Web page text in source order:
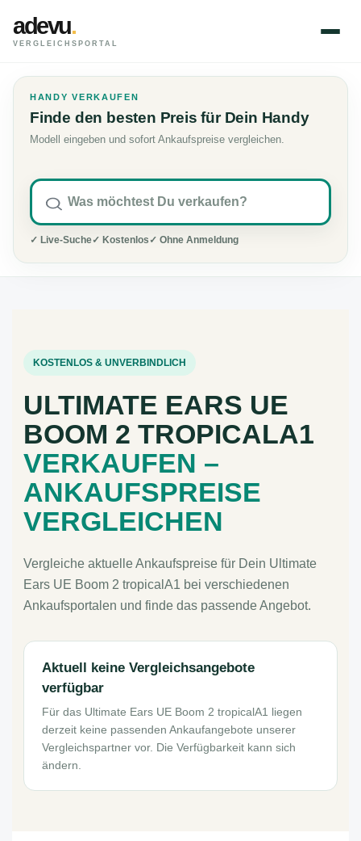
adevu.
VERGLEICHSPORTAL
HANDY VERKAUFEN
Finde den besten Preis für Dein Handy
Modell eingeben und sofort Ankaufspreise vergleichen.
✓ Live-Suche✓ Kostenlos ✓ Ohne Anmeldung
KOSTENLOS & UNVERBINDLICH
ULTIMATE EARS UE
BOOM 2 TROPICALA1
VERKAUFEN –
ANKAUFSPREISE
VERGLEICHEN
Vergleiche aktuelle Ankaufspreise für Dein Ultimate
Ears UE Boom 2 tropicalA1 bei verschiedenen
Ankaufsportalen und finde das passende Angebot.
Aktuell keine Vergleichsangebote
verfügbar
Für das Ultimate Ears UE Boom 2 tropicalA1 liegen
derzeit keine passenden Ankaufangebote unserer
Vergleichspartner vor. Die Verfügbarkeit kann sich
ändern.